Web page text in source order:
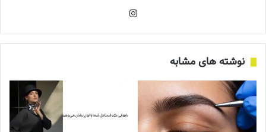
نوشته های مشابه